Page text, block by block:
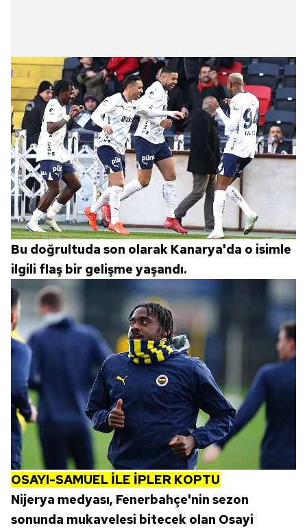
ilgili mevzuata uygun olarak kullanılan çerezlerle ilgili bilgi
almak için lütfentıklayınız.
Bu doğrultuda son olarak Kanarya'da o isimle
ilgili flaş bir gelişme yaşandı.
OSAYI-SAMUEL İLE İPLER KOPTU
Nijerya medyası, Fenerbahçe'nin sezon
sonunda mukavelesi bitecek olan Osayi